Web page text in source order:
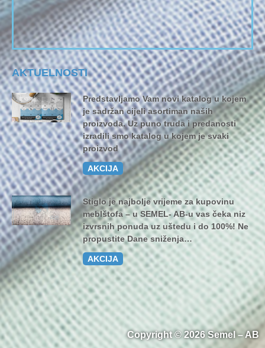
AKTUELNOSTI
Predstavljamo Vam novi katalog u kojem
je sadržan cijeli asortiman naših
proizvoda. Uz puno truda i predanosti
izradili smo katalog u kojem je svaki
proizvod
AKCIJA
Stiglo je najbolje vrijeme za kupovinu
meblštofa – u SEMEL- AB-u vas čeka niz
izvrsnih ponuda uz uštedu i do 100%! Ne
propustite Dane sniženja…
AKCIJA
Copyright © 2026 Semel – AB